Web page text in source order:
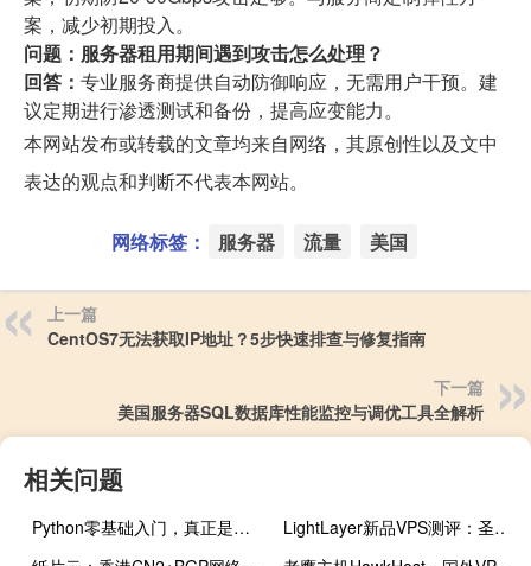
案，减少初期投入。
问题：服务器租用期间遇到攻击怎么处理？
回答： 专业服务商提供自动防御响应，无需用户干预。建
议定期进行渗透测试和备份，提高应变能力。
本网站发布或转载的文章均来自网络，其原创性以及文中
表达的观点和判断不代表本网站。
网络标签： 服务器 流量 美国
上一篇
CentOS7无法获取IP地址？5步快速排查与修复指南
下一篇
美国服务器SQL数据库性能监控与调优工具全解析
相关问题
Python零基础入门，真正是零基础，视频教程加源码
LightLayer新品VPS测评：圣何塞/马尼拉/台湾节点全面解析